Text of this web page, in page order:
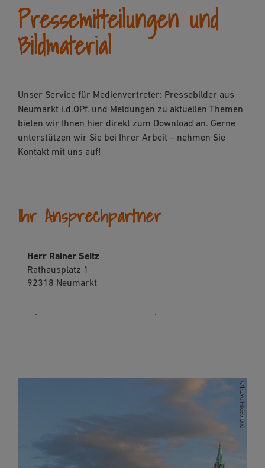
Pressemitteilungen und
Bildmaterial
Unser Service für Medienvertreter: Pressebilder aus
Neumarkt i.d.OPf. und Meldungen zu aktuellen Themen
bieten wir Ihnen hier direkt zum Download an. Gerne
unterstützen wir Sie bei Ihrer Arbeit – nehmen Sie
Kontakt mit uns auf!
Ihr Ansprechpartner
Herr Rainer Seitz
Rathausplatz 1
92318 Neumarkt